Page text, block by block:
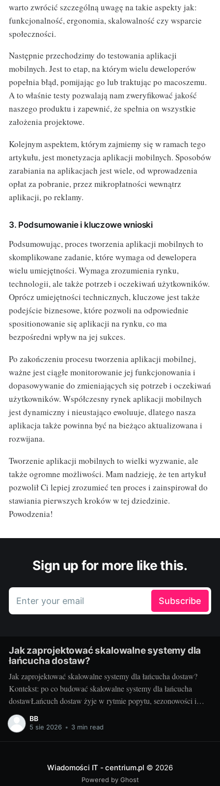
warto zwrócić szczególną uwagę na takie aspekty jak:
funkcjonalność, ergonomia, skalowalność czy wsparcie
społeczności.
Następnie przechodzimy do testowania aplikacji
mobilnych. Jest to etap, na którym wielu deweloperów
popełnia błąd, pomijając go lub traktując po macoszemu.
A to właśnie testy pozwalają nam zweryfikować jakość
naszego produktu i zapewnić, że spełnia on wszystkie
założenia projektowe.
Kolejnym aspektem, którym zajmiemy się w ramach tego
artykułu, jest monetyzacja aplikacji mobilnych. Sposobów
zarabiania na aplikacjach jest wiele, od wprowadzenia
opłat za pobranie, przez mikropłatności wewnątrz
aplikacji, po reklamy.
3. Podsumowanie i kluczowe wnioski
Podsumowując, proces tworzenia aplikacji mobilnych to
skomplikowane zadanie, które wymaga od dewelopera
wielu umiejętności. Wymaga zrozumienia rynku,
technologii, ale także potrzeb i oczekiwań użytkowników.
Oprócz umiejętności technicznych, kluczowe jest także
podejście biznesowe, które pozwoli na odpowiednie
spositionowanie się aplikacji na rynku, co ma
bezpośredni wpływ na jej sukces.
Po zakończeniu procesu tworzenia aplikacji mobilnej,
ważne jest ciągłe monitorowanie jej funkcjonowania i
dopasowywanie do zmieniających się potrzeb i oczekiwań
użytkowników. Współczesny rynek aplikacji mobilnych
jest dynamiczny i nieustająco ewoluuje, dlatego nasza
aplikacja także powinna być na bieżąco aktualizowana i
rozwijana.
Tworzenie aplikacji mobilnych to wielki wyzwanie, ale
także ogromne możliwości. Mam nadzieję, że ten artykuł
pozwolił Ci lepiej zrozumieć ten proces i zainspirował do
stawiania pierwszych kroków w tej dziedzinie.
Powodzenia!
Sign up for more like this.
Enter your email Subscribe
Jak zaprojektować skalowalne systemy dla
łańcucha dostaw?
Jak zaprojektować skalowalne systemy dla łańcucha dostaw?
Kontekst: po co budować skalowalne systemy dla łańcucha
dostawŁańcuch dostaw żyje w rytmie popytu, sezonowości i
nieprzewidzianych zdarzeń. Gdy rośnie liczba zamówień,
kurierów, punktów odbioru i urządzeń IoT, systemy IT muszą
BB
5 sie 2026 • 3 min read
Wiadomości IT - centrium.pl © 2026
Powered by Ghost